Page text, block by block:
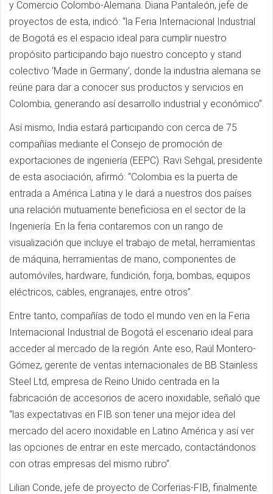
y Comercio Colombo-Alemana. Diana Pantaleón, jefe de
proyectos de esta, indicó: “la Feria Internacional Industrial
de Bogotá es el espacio ideal para cumplir nuestro
propósito participando bajo nuestro concepto y stand
colectivo ‘Made in Germany’, donde la industria alemana se
reúne para dar a conocer sus productos y servicios en
Colombia, generando así desarrollo industrial y económico”.
Así mismo, India estará participando con cerca de 75
compañías mediante el Consejo de promoción de
exportaciones de ingeniería (EEPC). Ravi Sehgal, presidente
de esta asociación, afirmó: “Colombia es la puerta de
entrada a América Latina y le dará a nuestros dos países
una relación mutuamente beneficiosa en el sector de la
Ingeniería. En la feria contaremos con un rango de
visualización que incluye el trabajo de metal, herramientas
de máquina, herramientas de mano, componentes de
automóviles, hardware, fundición, forja, bombas, equipos
eléctricos, cables, engranajes, entre otros”.
Entre tanto, compañías de todo el mundo ven en la Feria
Internacional Industrial de Bogotá el escenario ideal para
acceder al mercado de la región. Ante eso, Raúl Montero-
Gómez, gerente de ventas internacionales de BB Stainless
Steel Ltd, empresa de Reino Unido centrada en la
fabricación de accesorios de acero inoxidable, señaló que
“las expectativas en FIB son tener una mejor idea del
mercado del acero inoxidable en Latino América y así ver
las opciones de entrar en este mercado, contactándonos
con otras empresas del mismo rubro”.
Lilian Conde, jefe de proyecto de Corferias-FIB, finalmente